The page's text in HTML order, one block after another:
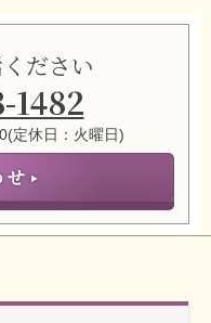
ださい
1482
定休日：火曜日)